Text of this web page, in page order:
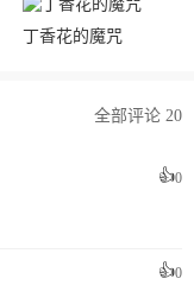
丁香花的魔咒
全部评论 20
👍0
👍0